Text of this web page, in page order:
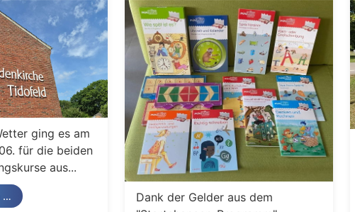
ging es am
für die beiden
aus...
…
Dank der Gelder aus dem